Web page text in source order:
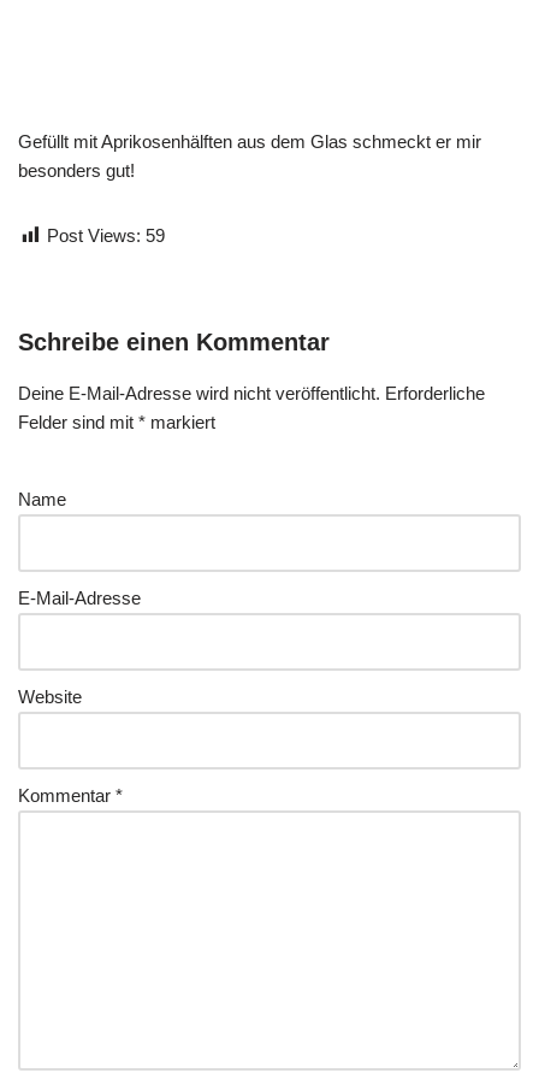
Gefüllt mit Aprikosenhälften aus dem Glas schmeckt er mir
besonders gut!
Post Views: 59
Schreibe einen Kommentar
Deine E-Mail-Adresse wird nicht veröffentlicht. Erforderliche
Felder sind mit * markiert
Name
E-Mail-Adresse
Website
Kommentar *